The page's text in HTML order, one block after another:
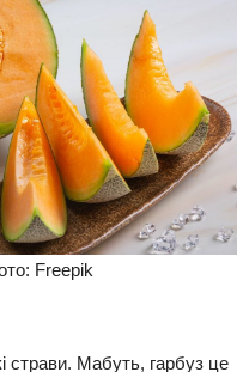
Freepik
страви. Мабуть, гарбуз це